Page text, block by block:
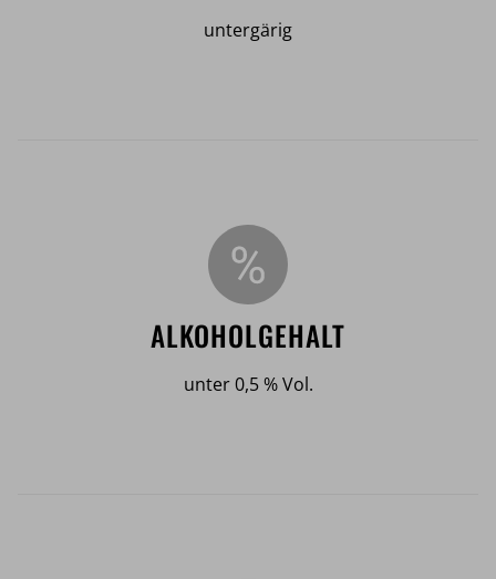
untergärig
ALKOHOLGEHALT
unter 0,5 % Vol.